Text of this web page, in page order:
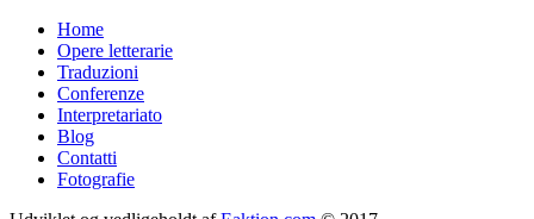
Footer
menu
Home
Opere letterarie
Traduzioni
Conferenze
Interpretariato
Blog
Contatti
Fotografie